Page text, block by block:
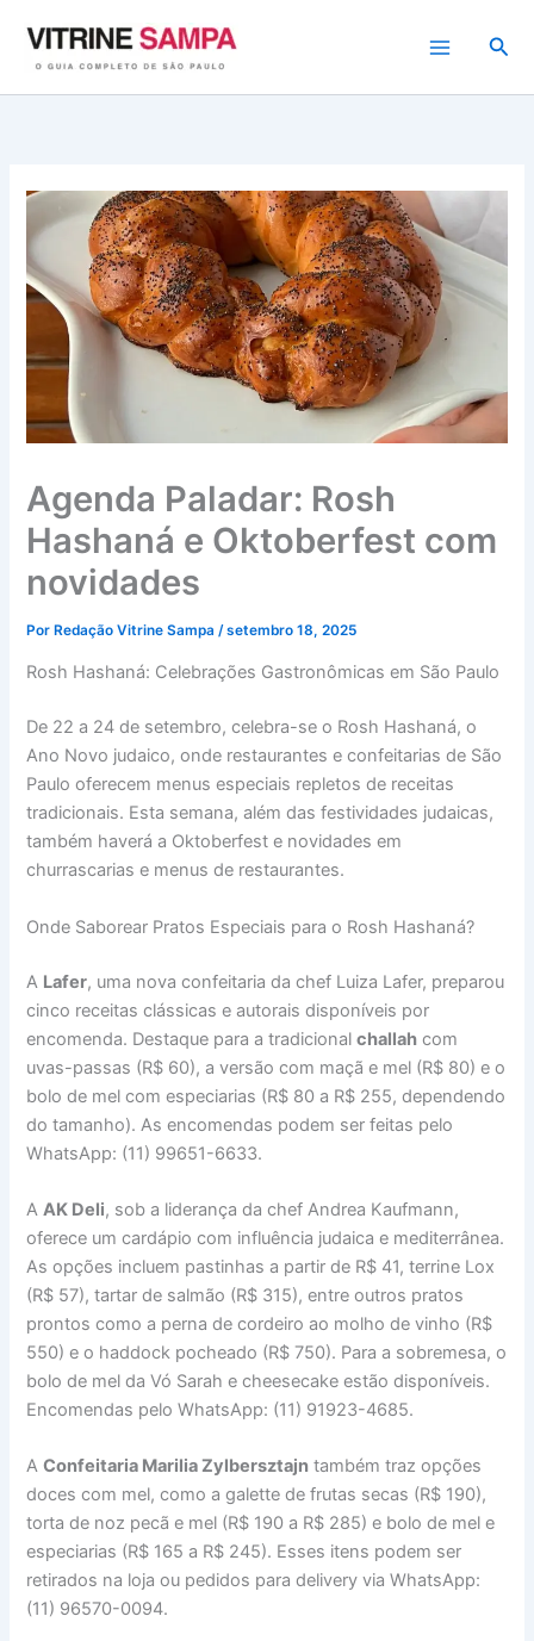
para
conteúdo
Agenda Paladar: Rosh
Hashaná e Oktoberfest com
novidades
Por Redação Vitrine Sampa/setembro 18, 2025
Rosh Hashaná: Celebrações Gastronômicas em São Paulo
De 22 a 24 de setembro, celebra-se o Rosh Hashaná, o
Ano Novo judaico, onde restaurantes e confeitarias de São
Paulo oferecem menus especiais repletos de receitas
tradicionais. Esta semana, além das festividades judaicas,
também haverá a Oktoberfest e novidades em
churrascarias e menus de restaurantes.
Onde Saborear Pratos Especiais para o Rosh Hashaná?
A Lafer, uma nova confeitaria da chef Luiza Lafer, preparou
cinco receitas clássicas e autorais disponíveis por
encomenda. Destaque para a tradicionalchallah com
uvas-passas (R$ 60), a versão com maçã e mel (R$ 80) e o
bolo de mel com especiarias (R$ 80 a R$ 255, dependendo
do tamanho). As encomendas podem ser feitas pelo
WhatsApp: (11) 99651-6633.
AAK Deli, sob a liderança da chef Andrea Kaufmann,
oferece um cardápio com influência judaica e mediterrânea.
As opções incluem pastinhas a partir de R$ 41, terrine Lox
(R$ 57), tartar de salmão (R$ 315), entre outros pratos
prontos como a perna de cordeiro ao molho de vinho (R$
550) e o haddock pocheado (R$ 750). Para a sobremesa, o
bolo de mel da Vó Sarah e cheesecake estão disponíveis.
Encomendas pelo WhatsApp: (11) 91923-4685.
AConfeitaria Marilia Zylbersztajn também traz opções
doces com mel, como a galette de frutas secas (R$ 190),
torta de noz pecã e mel (R$ 190 a R$ 285) e bolo de mel e
especiarias (R$ 165 a R$ 245). Esses itens podem ser
retirados na loja ou pedidos para delivery via WhatsApp:
(11) 96570-0094.